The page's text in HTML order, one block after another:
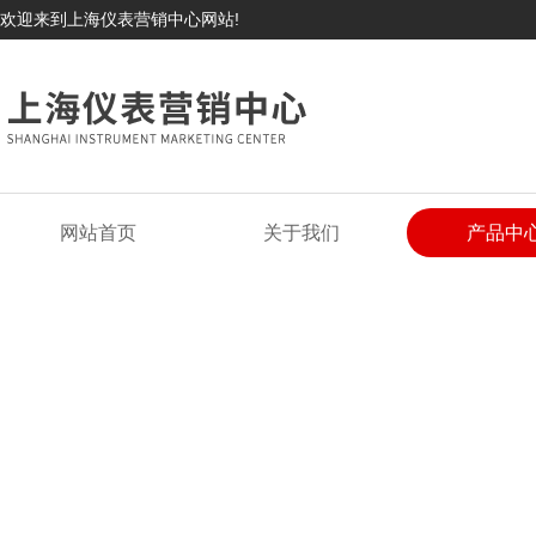
欢迎来到上海仪表营销中心网站!
网站首页 关于我们 产品中